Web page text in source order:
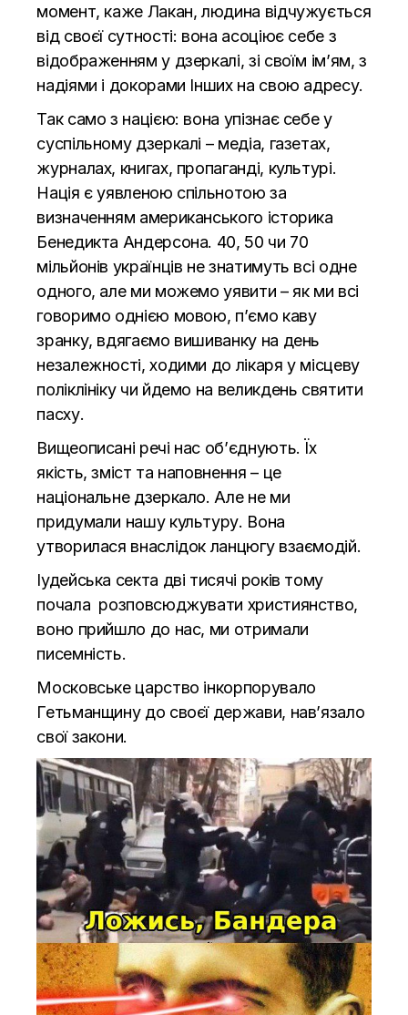
момент, каже Лакан, людина відчужується
від своєї сутності: вона асоціює себе з
відображенням у дзеркалі, зі своїм ім’ям, з
надіями і докорами Інших на свою адресу.
Так само з нацією: вона упізнає себе у
суспільному дзеркалі – медіа, газетах,
журналах, книгах, пропаганді, культурі.
Нація є уявленою спільнотою за
визначенням американського історика
Бенедикта Андерсона. 40, 50 чи 70
мільйонів українців не знатимуть всі одне
одного, але ми можемо уявити – як ми всі
говоримо однією мовою, п’ємо каву
зранку, вдягаємо вишиванку на день
незалежності, ходими до лікаря у місцеву
поліклініку чи йдемо на великдень святити
пасху.
Вищеописані речі нас об’єднують. Їх
якість, зміст та наповнення – це
національне дзеркало. Але не ми
придумали нашу культуру. Вона
утворилася внаслідок ланцюгу взаємодій.
Іудейська секта дві тисячі років тому
почала розповсюджувати християнство,
воно прийшло до нас, ми отримали
писемність.
Московське царство інкорпорувало
Гетьманщину до своєї держави, нав’язало
свої закони.